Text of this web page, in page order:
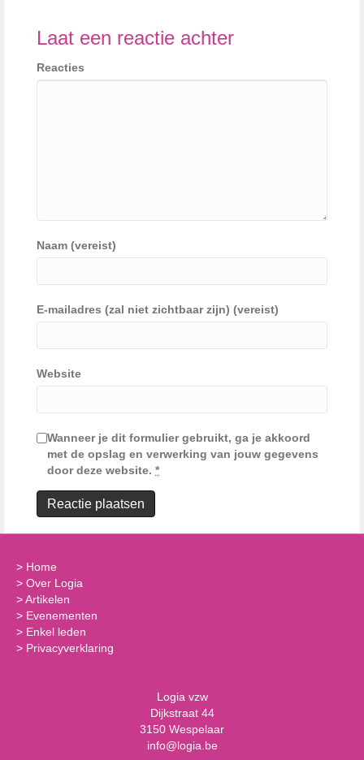
Laat een reactie achter
Reacties
Naam (vereist)
E-mailadres (zal niet zichtbaar zijn) (vereist)
Website
Wanneer je dit formulier gebruikt, ga je akkoord
met de opslag en verwerking van jouw gegevens
door deze website. *
> Home
> Over Logia
>Artikelen
> Evenementen
> Enkel leden
> Privacyverklaring
Logia vzw
Dijkstraat 44
3150 Wespelaar
info@logia.be